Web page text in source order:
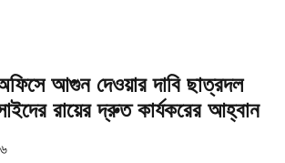
আগুন দেওয়ার দাবি ছাত্রদল
রায়ের দ্রুত কার্যকরের আহ্বান